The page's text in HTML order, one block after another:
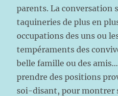
parents. La conversation
taquineries de plus en
occupations des uns ou
tempéraments des
belle famille ou des
prendre des positions
soi-disant, pour montrer